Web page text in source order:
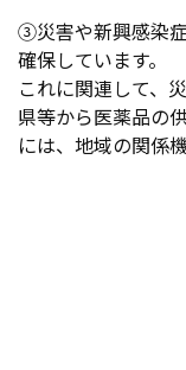
③災害や新興感染
確保しています。
これに関連して、
県等から医薬品の
には、地域の関係